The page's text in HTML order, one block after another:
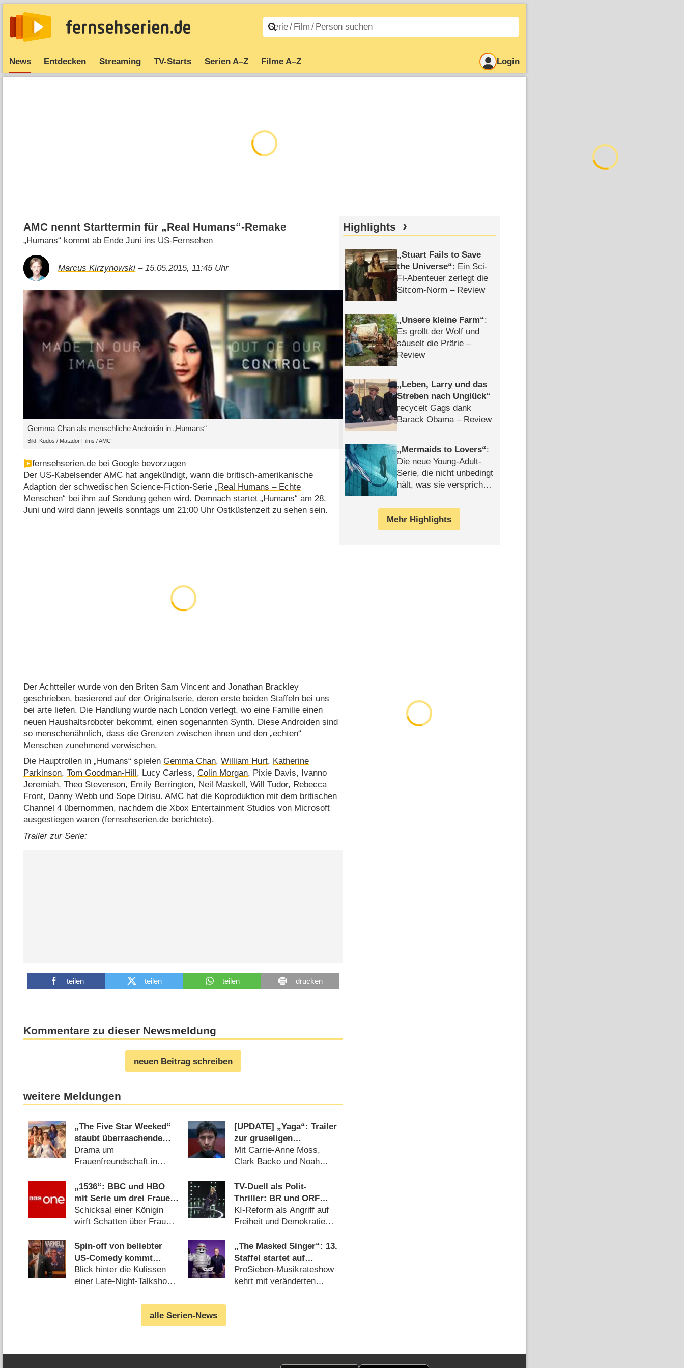
News Entdecken Streaming TV-Starts Serien A–Z Filme A–Z Login
AMC nennt Starttermin für „Real Humans“-Remake
„Humans“ kommt ab Ende Juni ins US-Fernsehen
Marcus Kirzynowski – 15.05.2015, 11:45 Uhr
Gemma Chan als menschliche Androidin in „Humans“
Bild: Kudos / Matador Films / AMC
fernsehserien.de bei Google bevorzugen
Der US-Kabelsender AMC hat angekündigt, wann die britisch-amerikanische
Adaption der schwedischen Science-Fiction-Serie„Real Humans – Echte
Menschen“ bei ihm auf Sendung gehen wird. Demnach startet„Humans“ am 28.
Juni und wird dann jeweils sonntags um 21:00 Uhr Ostküstenzeit zu sehen sein.
Der Achtteiler wurde von den Briten Sam Vincent and Jonathan Brackley
geschrieben, basierend auf der Originalserie, deren erste beiden Staffeln bei uns
bei arte liefen. Die Handlung wurde nach London verlegt, wo eine Familie einen
neuen Haushaltsroboter bekommt, einen sogenannten Synth. Diese Androiden sind
so menschenähnlich, dass die Grenzen zwischen ihnen und den „echten“
Menschen zunehmend verwischen.
Die Hauptrollen in „Humans“ spielen Gemma Chan,William Hurt, Katherine
Parkinson,Tom Goodman-Hill, Lucy Carless, Colin Morgan, Pixie Davis, Ivanno
Jeremiah, Theo Stevenson, Emily Berrington, Neil Maskell, Will Tudor, Rebecca
Front, Danny Webb und Sope Dirisu. AMC hat die Koproduktion mit dem britischen
Channel 4 übernommen, nachdem die Xbox Entertainment Studios von Microsoft
ausgestiegen waren (fernsehserien.de berichtete).
Trailer zur Serie:
teilen teilen teilen drucken
Kommentare zu dieser Newsmeldung
neuen Beitrag schreiben
weitere Meldungen
„The Five Star Weeked“
staubt überraschende
Verlängerung ab
Drama um
Frauenfreundschaft in
gestartet (06.08.2026)
[UPDATE] „Yaga“: Trailer
zur gruseligen
Mysteryserie mit „Heated
Rivalry“-Star
Mit Carrie-Anne Moss,
Clark Backo und Noah
Hauptrollen (26.07.2026)
„1536“: BBC und HBO
mit Serie um drei Frauen
im Schatten der
Verhaftung von Anne
Schicksal einer Königin
wirft Schatten über Frauen
TV-Duell als Polit-
Thriller: BR und ORF
produzieren besonderes
Fernseh-Kammerspiel
KI-Reform als Angriff auf
Freiheit und Demokratie
Spin-off von beliebter
US-Comedy kommt
schon bald nach
Deutschland
Blick hinter die Kulissen
einer Late-Night-Talkshow
„The Masked Singer“: 13.
Staffel startet auf
überraschendem
Sendeplatz und viel
ProSieben-Musikrateshow
kehrt mit veränderten
alle Serien-News
Highlights
Stuart Fails to Save
the Universe : Ein Sci-
Fi-Abenteuer zerlegt die
Sitcom-Norm – Review
Unsere kleine Farm :
Es grollt der Wolf und
säuselt die Prärie –
Review
Leben, Larry und das
Streben nach Unglück
recycelt Gags dank
Barack Obama – Review
Mermaids to Lovers :
Die neue Young-Adult-
Serie, die nicht unbedingt
hält, was sie verspricht –
Mehr Highlights